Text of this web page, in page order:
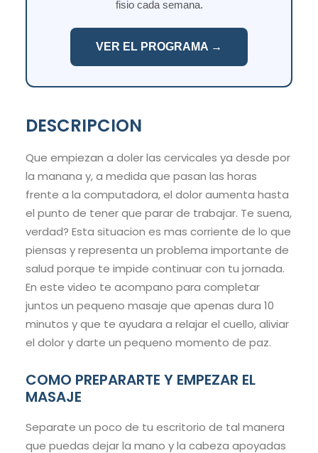
fisio cada semana.
VER EL PROGRAMA →
DESCRIPCION
Que empiezan a doler las cervicales ya desde por
la manana y, a medida que pasan las horas
frente a la computadora, el dolor aumenta hasta
el punto de tener que parar de trabajar. Te suena,
verdad? Esta situacion es mas corriente de lo que
piensas y representa un problema importante de
salud porque te impide continuar con tu jornada.
En este video te acompano para completar
juntos un pequeno masaje que apenas dura 10
minutos y que te ayudara a relajar el cuello, aliviar
el dolor y darte un pequeno momento de paz.
COMO PREPARARTE Y EMPEZAR EL
MASAJE
Separate un poco de tu escritorio de tal manera
que puedas dejar la mano y la cabeza apoyadas